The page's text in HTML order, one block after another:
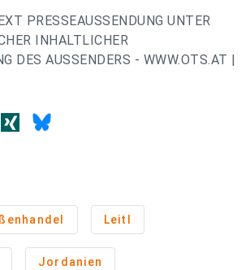
PRESSEAUSSENDUNG UNTER
INHALTLICHER
DES AUSSENDERS - WWW.OTS.AT |
Leitl
Jordanien